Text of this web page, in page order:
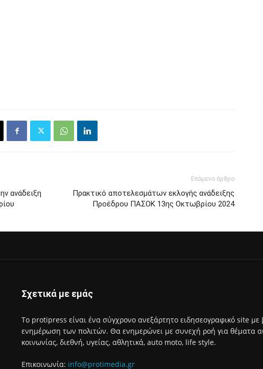
ανάδειξη
Επόμενο άρθρο
Πρακτικό αποτελεσμάτων εκλογής ανάδειξης
Προέδρου ΠΑΣΟΚ 13ης Οκτωβρίου 2024
Σχετικά με εμάς
Το protipress είναι ένα σύγχρονο ανεξάρτητο ειδησεογραφικό site με
ενημέρωση των πολιτών. Θα ενημερώνει με συνεχή ροή για θέματα
κοινωνίας, διεθνή, υγείας, αθλητικά, auto moto, life style.
Επικοινωνία: info@protimedia.gr